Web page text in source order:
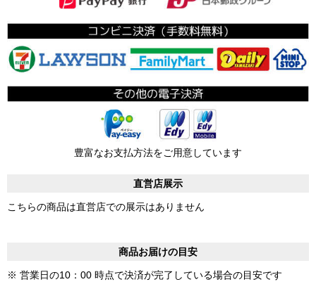
豊富なお支払方法をご用意しています
直営店展示
こちらの商品は直営店での展示はありません
商品お届けの目安
※ 営業日の10：00 時点で決済が完了している場合の目安です